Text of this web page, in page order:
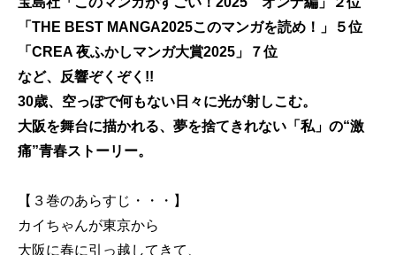
「THE BEST MANGA2025このマンガを読め！」５位
「CREA 夜ふかしマンガ大賞2025」７位
など、反響ぞくぞく!!
30歳、空っぽで何もない日々に光が射しこむ。
大阪を舞台に描かれる、夢を捨てきれない「私」の“激
痛”青春ストーリー。
【３巻のあらすじ・・・】
カイちゃんが東京から
大阪に春に引っ越してきて、